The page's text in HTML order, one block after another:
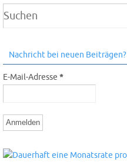
Nachricht bei neuen Beiträgen?
E-Mail-Adresse *